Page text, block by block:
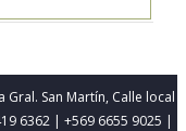
Gral. San Martín, Calle local
6362 | +569 6655 9025 |